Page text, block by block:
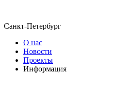
Санкт-Петербург
О нас
Новости
Проекты
Информация